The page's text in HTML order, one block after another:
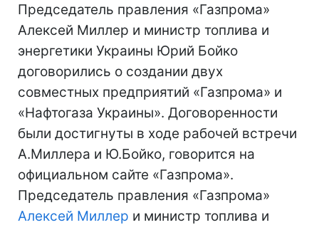
Председатель правления «Газпрома»
Алексей Миллер и министр топлива и
энергетики Украины Юрий Бойко
договорились о создании двух
совместных предприятий «Газпрома» и
«Нафтогаза Украины». Договоренности
были достигнуты в ходе рабочей встречи
А.Миллера и Ю.Бойко, говорится на
официальном сайте «Газпрома».
Председатель правления «Газпрома»
Алексей Миллер и министр топлива и